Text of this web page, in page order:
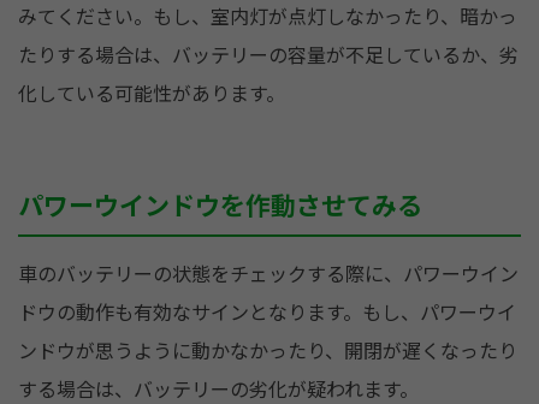
みてください。もし、室内灯が点灯しなかったり、暗かっ
たりする場合は、バッテリーの容量が不足しているか、劣
化している可能性があります。
パワーウインドウを作動させてみる
車のバッテリーの状態をチェックする際に、パワーウイン
ドウの動作も有効なサインとなります。もし、パワーウイ
ンドウが思うように動かなかったり、開閉が遅くなったり
する場合は、バッテリーの劣化が疑われます。